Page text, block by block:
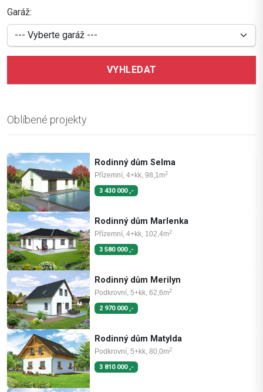
Garáž:
VYHLEDAT
Oblíbené projekty
Rodinný dům Selma
Přízemní, 4+kk, 98,1m2
3 430 000 ,-
Rodinný dům Marlenka
Přízemní, 4+kk, 102,4m2
3 580 000 ,-
Rodinný dům Merilyn
Podkrovní, 5+kk, 62,6m2
2 970 000 ,-
Rodinný dům Matylda
Podkrovní, 5+kk, 80,0m2
3 810 000 ,-